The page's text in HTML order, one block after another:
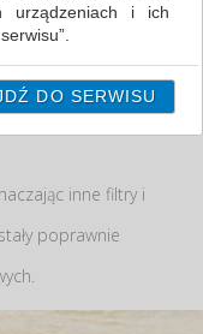
kryteriów
inne filtry i
poprawnie
urządzeniach i ich
jej zakres, kliknij
o tym jak to
na podstronie z
25 maja 2018.
ważna jest Państwa
zakładania
i można ją w
DO SERWISU